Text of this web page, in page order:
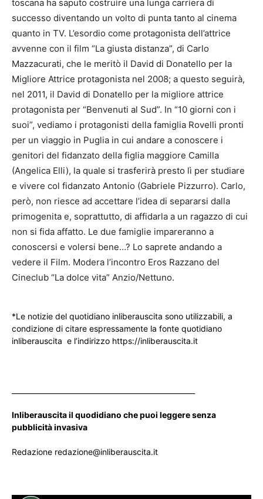
toscana ha saputo costruire una lunga carriera di
successo diventando un volto di punta tanto al cinema
quanto in TV. L’esordio come protagonista dell’attrice
avvenne con il film “La giusta distanza”, di Carlo
Mazzacurati, che le meritò il David di Donatello per la
Migliore Attrice protagonista nel 2008; a questo seguirà,
nel 2011, il David di Donatello per la migliore attrice
protagonista per “Benvenuti al Sud”. In “10 giorni con i
suoi”, vediamo i protagonisti della famiglia Rovelli pronti
per un viaggio in Puglia in cui andare a conoscere i
genitori del fidanzato della figlia maggiore Camilla
(Angelica Elli), la quale si trasferirà presto lì per studiare
e vivere col fidanzato Antonio (Gabriele Pizzurro). Carlo,
però, non riesce ad accettare l’idea di separarsi dalla
primogenita e, soprattutto, di affidarla a un ragazzo di cui
non si fida affatto. Le due famiglie impareranno a
conoscersi e volersi bene…? Lo saprete andando a
vedere il Film. Modera l’incontro Eros Razzano del
Cineclub “La dolce vita” Anzio/Nettuno.
*Le notizie del quotidiano inliberauscita sono utilizzabili, a
condizione di citare espressamente la fonte quotidiano
inliberauscita e l’indirizzo https://inliberauscita.it
Inliberauscita il quodidiano che puoi leggere senza
pubblicità invasiva
Redazione redazione@inliberauscita.it